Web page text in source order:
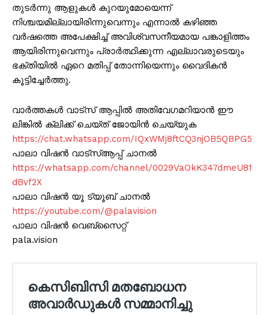
തുടര്‍ന്നു ആളുകള്‍ കുറയുമോയെന്ന്
നിശ്ചയമില്ലായിരിന്നുവെന്നും എന്നാൽ കഴിഞ്ഞ
വർഷത്തെ അപേക്ഷിച്ച് അവിശ്വസനീയമായ പങ്കാളിത്തം
ആയിരിന്നുവെന്നും പ്രാർത്ഥിക്കുന്ന എല്ലാവരുടെയും
ഭക്തിയില്‍ ഏറെ മതിപ്പ് തോന്നിയെന്നും വൈദികന്‍
കൂട്ടിച്ചേര്‍ത്തു.
വാർത്തകൾ വാട്സ് ആപ്പിൽ അതിവേഗമറിയാൻ ഈ
ലിങ്കിൽ ക്ലിക്ക് ചെയ്ത് ജോയിൻ ചെയ്യുക
https://chat.whatsapp.com/IQxWMj8ftCQ3njOB5QBPG5
പാലാ വിഷൻ വാട്സ്ആപ്പ് ചാനൽ
https://whatsapp.com/channel/0029VaOkK347dmeU81
dBvf2X
പാലാ വിഷൻ യൂ ട്യൂബ് ചാനൽ
https://youtube.com/@palavision
പാലാ വിഷൻ വെബ്സൈറ്റ്
pala.vision